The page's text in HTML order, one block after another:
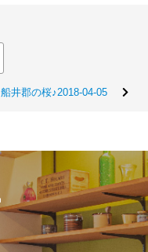
船井郡の桜♪2018-04-05